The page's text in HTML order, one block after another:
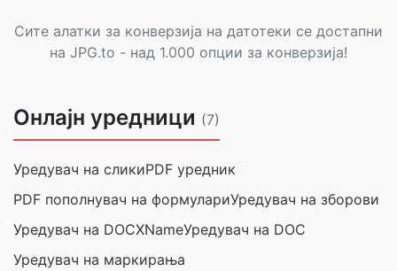
Сите алатки за конверзија на датотеки се достапни
на JPG.to - над 1.000 опции за конверзија!
Онлајн уредници (7)
Уредувач на сликиPDF уредник
PDF пополнувач на формулариУредувач на зборови
Уредувач на DOCXNameУредувач на DOC
Уредувач на маркирања